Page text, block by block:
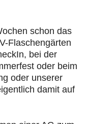
schon das
Flaschengärten
bei der
oder beim
oder unserer
damit auf